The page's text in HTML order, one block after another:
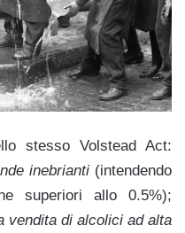
stesso Volstead Act:
inebrianti (intendendo
superiori allo 0.5%);
vendita di alcolici ad alta